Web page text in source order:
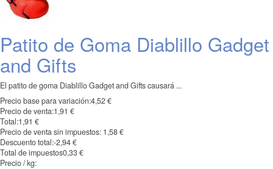
Patito de Goma Diablillo Gadget
and Gifts
El patito de goma Diablillo Gadget and Gifts causará ...
Precio base para variación:4,52 €
Precio de venta:1,91 €
Total:1,91 €
Precio de venta sin impuestos: 1,58 €
Descuento total:-2,94 €
Total de impuestos0,33 €
Precio / kg: